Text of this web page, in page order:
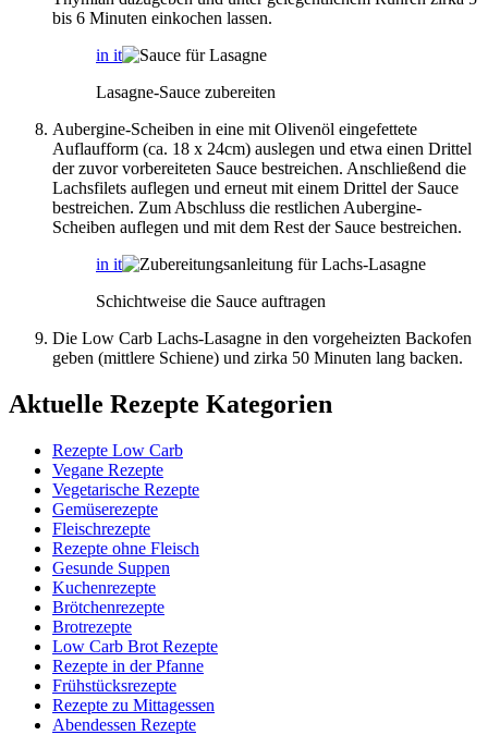
bis 6 Minuten einkochen lassen.
in it
Lasagne-Sauce zubereiten
Aubergine-Scheiben in eine mit Olivenöl eingefettete
Auflaufform (ca. 18 x 24cm) auslegen und etwa einen Drittel
der zuvor vorbereiteten Sauce bestreichen. Anschließend die
Lachsfilets auflegen und erneut mit einem Drittel der Sauce
bestreichen. Zum Abschluss die restlichen Aubergine-
Scheiben auflegen und mit dem Rest der Sauce bestreichen.
in it
Schichtweise die Sauce auftragen
Die Low Carb Lachs-Lasagne in den vorgeheizten Backofen
geben (mittlere Schiene) und zirka 50 Minuten lang backen.
Aktuelle Rezepte Kategorien
Rezepte Low Carb
Vegane Rezepte
Vegetarische Rezepte
Gemüserezepte
Fleischrezepte
Rezepte ohne Fleisch
Gesunde Suppen
Kuchenrezepte
Brötchenrezepte
Brotrezepte
Low Carb Brot Rezepte
Rezepte in der Pfanne
Frühstücksrezepte
Rezepte zu Mittagessen
Abendessen Rezepte